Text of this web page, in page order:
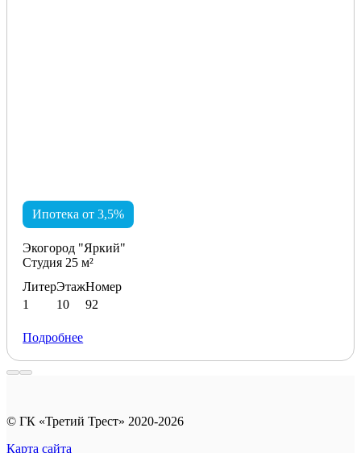
Ипотека от 3,5%
Экогород "Яркий"
Студия 25 м²
Литер
1
Этаж
10
Номер
92
Подробнее
© ГК «Третий Трест» 2020-2026
Карта сайта